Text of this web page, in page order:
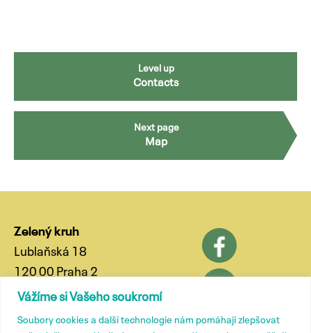
Vážíme si Vašeho soukromí
Soubory cookies a další technologie nám pomáhají zlepšovat
Level up
Contacts
Next page
Map
Zelený kruh
Lublaňská 18
120 00 Praha 2
phone: (+420) 799 572 435